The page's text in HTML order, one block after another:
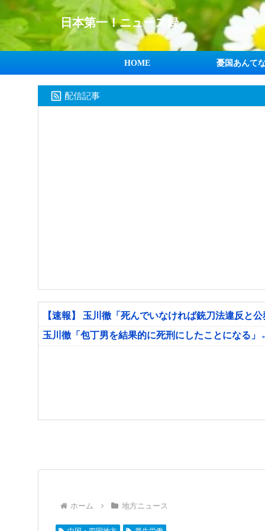
日本第一！ニュース録
HOME 憂国あんて
配信記事
【速報】 玉川徹「死んでいなければ銃刀法違反と
玉川徹「包丁男を結果的に死刑にしたことになる
ホーム 地方ニュース